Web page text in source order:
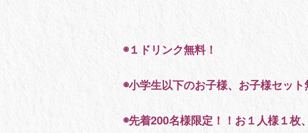
◉１ドリンク無料！
◉小学生以下のお子様、お子様セット
◉先着200名様限定！！お１人様１枚